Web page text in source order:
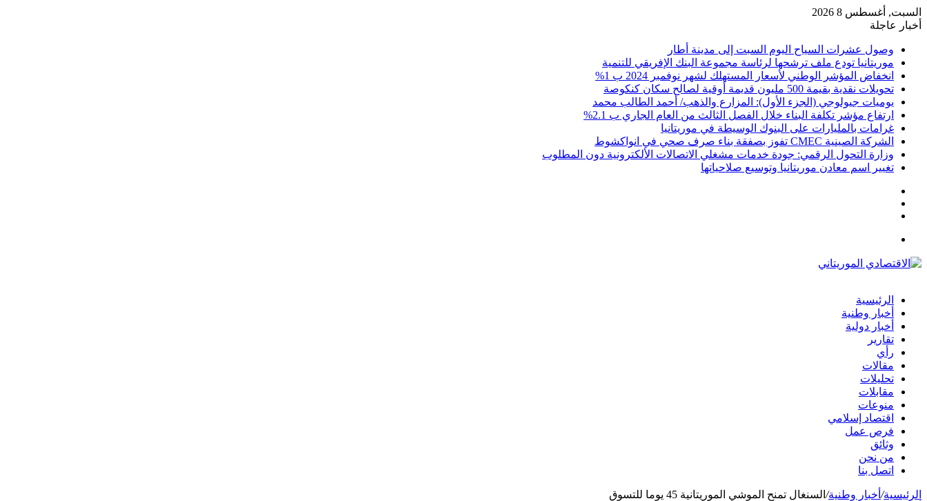
السبت, أغسطس 8 2026
أخبار عاجلة
وصول عشرات السياح اليوم السبت إلى مدينة أطار
موريتانيا تودع ملف ترشحها لرئاسة مجموعة البنك الإفريقي للتنمية
انخفاض المؤشر الوطني لأسعار المستهلك لشهر نوفمبر 2024 ب 1%
تحويلات نقدية بقيمة 500 مليون قديمة أوقية لصالح سكان كنكوصة
يوميات جيولوجي (الجزء الأول): المزارع والذهب/ أحمد الطالب محمد
ارتفاع مؤشر تكلفة البناء خلال الفصل الثالث من العام الجاري ب 2.1%
غرامات بالمليارات على البنوك الوسيطة في موريتانيا
الشركة الصينية CMEC تفوز بصفقة بناء صرف صحي في انواكشوط
وزارة التحول الرقمي: جودة خدمات مشغلي الاتصالات الألكترونية دون المطلوب
تغيير اسم معادن موريتانيا وتوسيع صلاحياتها
الرئيسية
أخبار وطنية
أخبار دولية
تقارير
رأي
مقالات
تحليلات
مقابلات
منوعات
اقتصاد إسلامي
فرص عمل
وثائق
من نحن
اتصل بنا
الرئيسية/ أخبار وطنية/ السنغال تمنح الموشي الموريتانية 45 يوما للتسوق